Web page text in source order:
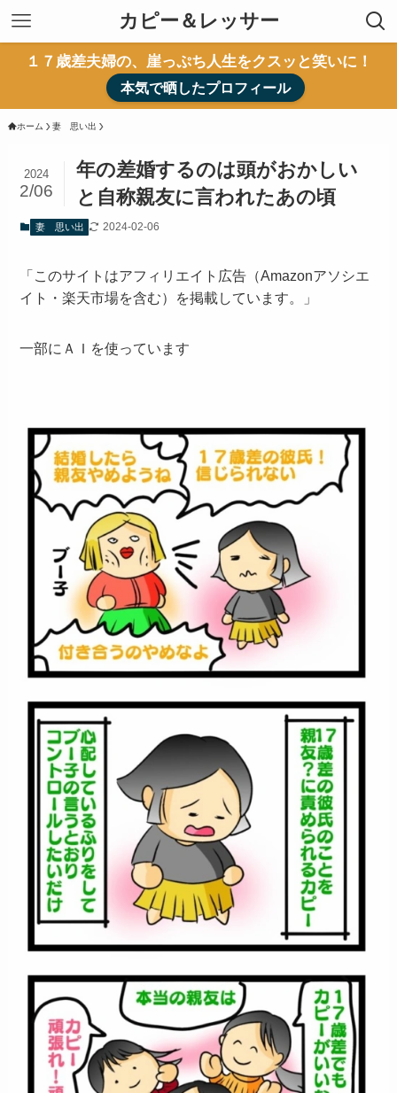
カピー＆レッサー
１７歳差夫婦の、崖っぷち人生をクスッと笑いに！
本気で晒したプロフィール
ホーム 妻 思い出
年の差婚するのは頭がおかしい
と自称親友に言われたあの頃
2024
2/06
妻 思い出 2024-02-06
「このサイトはアフィリエイト広告（Amazonアソシエ
イト・楽天市場を含む）を掲載しています。」
一部にＡＩを使っています